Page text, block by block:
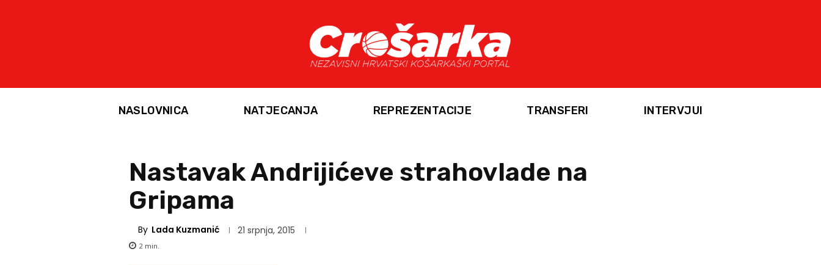
NASLOVNICA NATJECANJA REPREZENTACIJE TRANSFERI INTERVJUI
Nastavak Andrijićeve strahovlade na
Gripama
By Lada Kuzmanić 21 srpnja, 2015
2 min.